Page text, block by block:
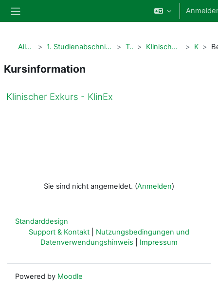
Website-Übersicht
Alle Kurse 1. Studienabschnitt Human- und Zahnmedizin Tutorien Klinische Exkurse (KlinEx) KlinEx
Kursinformation
Klinischer Exkurs - KlinEx
Sie sind nicht angemeldet. (Anmelden)
Standarddesign
Support & Kontakt
Nutzungsbedingungen und
Datenverwendungshinweis
Impressum
Powered by Moodle